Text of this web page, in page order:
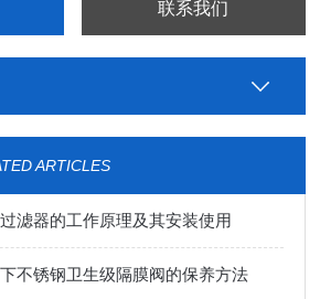
联系我们
ARTICLES
滤器的工作原理及其安装使用
不锈钢卫生级隔膜阀的保养方法